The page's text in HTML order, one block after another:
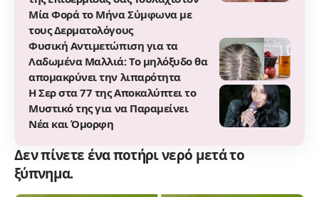
Μία Φορά το Μήνα Σύμφωνα με
τους Δερματολόγους
Φυσική Αντιμετώπιση για τα
Λαδωμένα Μαλλιά: Το μηλόξυδο θα
απομακρύνει την λιπαρότητα
Η Σερ στα 77 της Αποκαλύπτει το
Μυστικό της για να Παραμείνει
Νέα και Όμορφη
Δεν πίνετε ένα ποτήρι νερό μετά το
ξύπνημα.